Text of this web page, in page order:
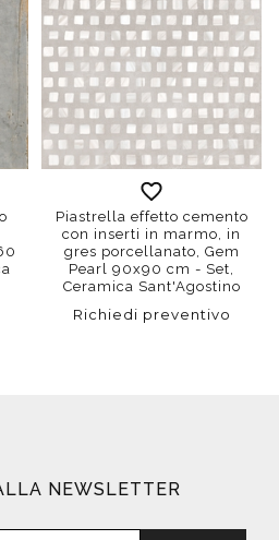
Piastrella effetto cemento
con inserti in marmo, in
gres porcellanato, Gem
Pearl 90x90 cm - Set,
Ceramica Sant'Agostino
Richiedi preventivo
NEWSLETTER